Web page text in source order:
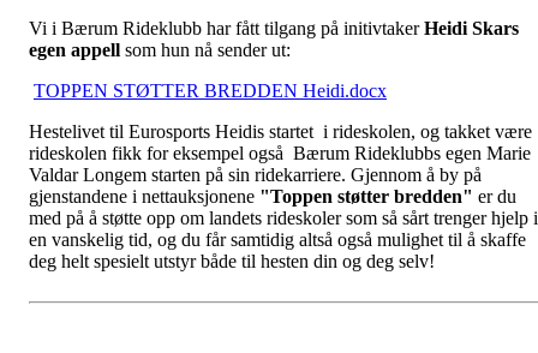
Vi i Bærum Rideklubb har fått tilgang på initivtakerHeidi Skars
egen appell som hun nå sender ut:
TOPPEN STØTTER BREDDEN Heidi.docx
Hestelivet til Eurosports Heidis startet i rideskolen, og takket være
rideskolen fikk for eksempel også Bærum Rideklubbs egen Marie
Valdar Longem starten på sin ridekarriere. Gjennom å by på
gjenstandene i nettauksjonene "Toppen støtter bredden" er du
med på å støtte opp om landets rideskoler som så sårt trenger hjelp i
en vanskelig tid, og du får samtidig altså også mulighet til å skaffe
deg helt spesielt utstyr både til hesten din og deg selv!